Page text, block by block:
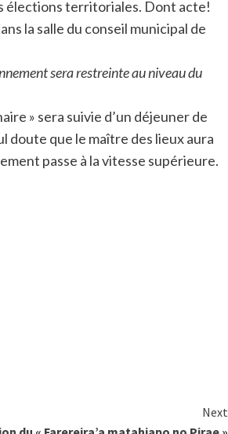
élections territoriales. Dont acte!
la salle du conseil municipal de
sera restreinte au niveau du
» sera suivie d’un déjeuner de
doute que le maître des lieux aura
passe à la vitesse supérieure.
Next